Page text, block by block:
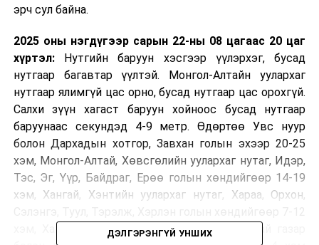
эрч сул байна.
2025 оны нэгдүгээр сарын 22-ны 08 цагаас 20 цаг
хүртэл:Нутгийн баруун хэсгээр үүлэрхэг, бусад
нутгаар багавтар үүлтэй. Монгол-Алтайн уулархаг
нутгаар ялимгүй цас орно, бусад нутгаар цас орохгүй.
Салхи зүүн хагаст баруун хойноос бусад нутгаар
баруунаас секундэд 4-9 метр. Өдөртөө Увс нуур
болон Дархадын хотгор, Завхан голын эхээр 20-25
хэм, Монгол-Алтай, Хөвсгөлийн уулархаг нутаг, Идэр,
Тэс, Эг, Үүр, Байдраг, Ерөө голын хөндийгөөр 14-19
хэм, Хангай, Хэнтийн уулархаг нутаг, Хараа, Орхон,
хэм, Хангайн нурууны өвөр бэл, цас багатай газар
ДЭЛГЭРЭНГҮЙ УНШИХ